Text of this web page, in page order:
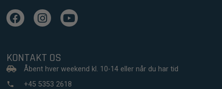
KONTAKT OS
Åbent hver weekend kl. 10-14 eller når du har tid
+45 5353 2618